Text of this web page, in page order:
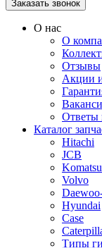
О нас
О
Отзывы
Акции
Ответы
Каталог
Hitachi
JCB
Komatsu
Volvo
Hyundai
Case
Типы